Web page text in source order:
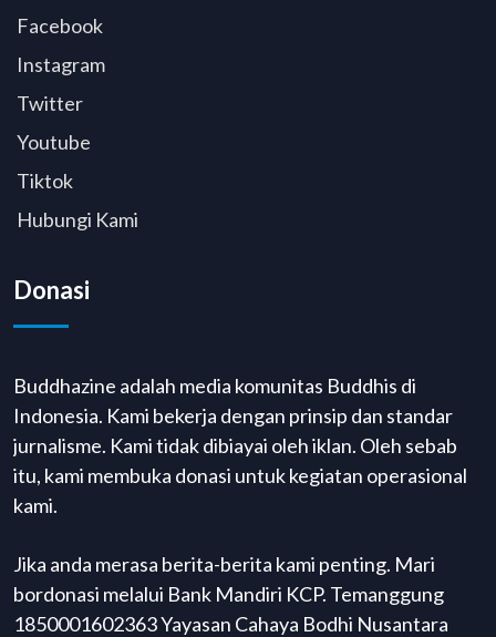
Facebook
Instagram
Twitter
Youtube
Tiktok
Hubungi Kami
Donasi
Buddhazine adalah media komunitas Buddhis di
Indonesia. Kami bekerja dengan prinsip dan standar
jurnalisme. Kami tidak dibiayai oleh iklan. Oleh sebab
itu, kami membuka donasi untuk kegiatan operasional
kami.
Jika anda merasa berita-berita kami penting. Mari
bordonasi melalui Bank Mandiri KCP. Temanggung
1850001602363 Yayasan Cahaya Bodhi Nusantara